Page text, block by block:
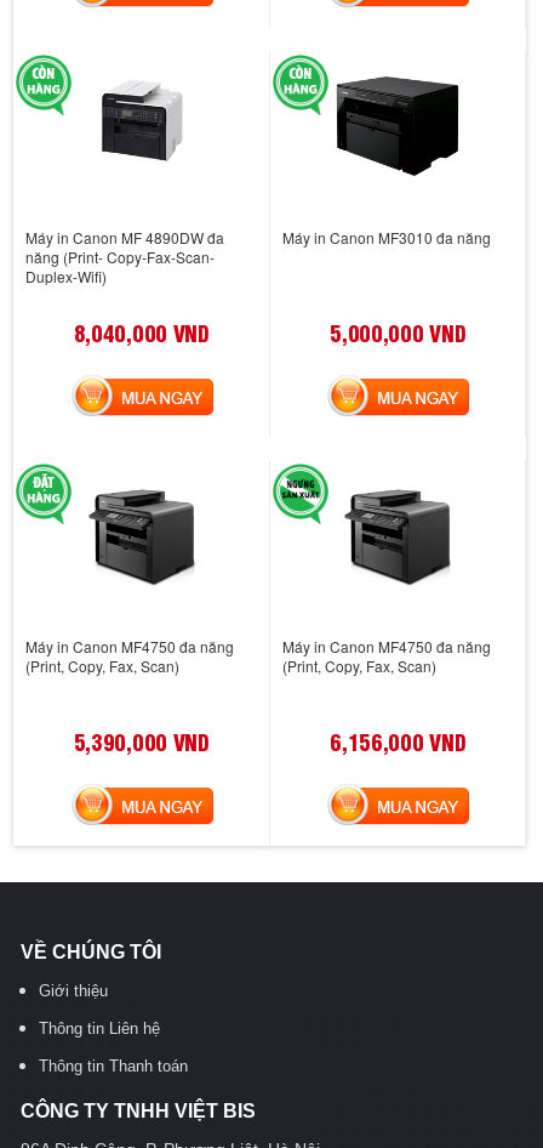
Máy in Canon MF 4890DW đa
năng (Print- Copy-Fax-Scan-
Duplex-Wifi)
8,040,000 VND
MUA NGAY
Máy in Canon MF3010 đa năng
5,000,000 VND
MUA NGAY
Máy in Canon MF4750 đa năng
(Print, Copy, Fax, Scan)
5,390,000 VND
MUA NGAY
Máy in Canon MF4750 đa năng
(Print, Copy, Fax, Scan)
6,156,000 VND
MUA NGAY
VỀ CHÚNG TÔI
Giới thiệu
Thông tin Liên hệ
Thông tin Thanh toán
CÔNG TY TNHH VIỆT BIS